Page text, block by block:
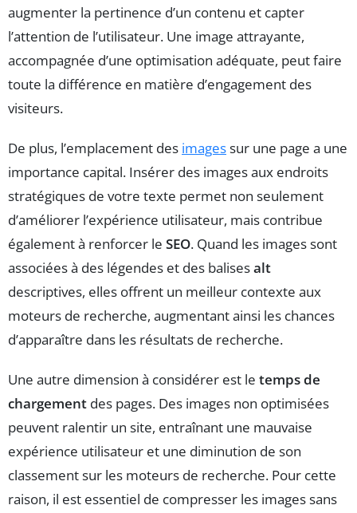
augmenter la pertinence d’un contenu et capter
l’attention de l’utilisateur. Une image attrayante,
accompagnée d’une optimisation adéquate, peut faire
toute la différence en matière d’engagement des
visiteurs.
De plus, l’emplacement des imagessur une page a une
importance capital. Insérer des images aux endroits
stratégiques de votre texte permet non seulement
d’améliorer l’expérience utilisateur, mais contribue
également à renforcer le SEO. Quand les images sont
associées à des légendes et des balisesalt
descriptives, elles offrent un meilleur contexte aux
moteurs de recherche, augmentant ainsi les chances
d’apparaître dans les résultats de recherche.
Une autre dimension à considérer est le temps de
chargement des pages. Des images non optimisées
peuvent ralentir un site, entraînant une mauvaise
expérience utilisateur et une diminution de son
classement sur les moteurs de recherche. Pour cette
raison, il est essentiel de compresser les images sans